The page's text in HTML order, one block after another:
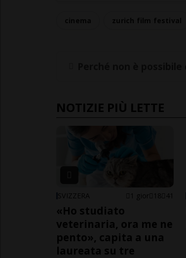
NOTIZIE PIÙ LETTE
SVIZZERA 1 gior 18 41
«Ho studiato
veterinaria, ora me ne
pento», capita a una
laureata su tre